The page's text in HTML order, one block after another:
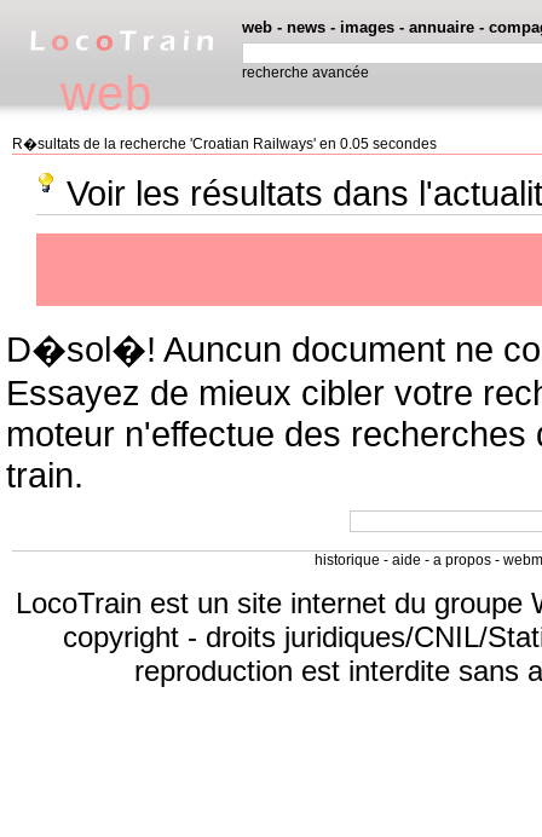
web
web - news - images - annuaire -
recherche avancée
R�sultats de la recherche 'Croatian Railways' en 0.05 secondes
Voir les résultats dans
D�sol�! Auncun document ne
Essayez de mieux cibler votre
moteur n'effectue des recherches
train.
historique - aide - a propos-
LocoTrain est un site internet du groupe
copyright- droits juridiques/CNIL/
reproduction est interdite sans